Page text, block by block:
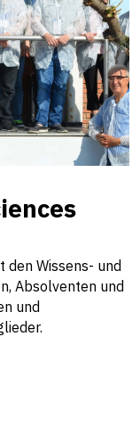
den Wissens- und
Absolventen und
und